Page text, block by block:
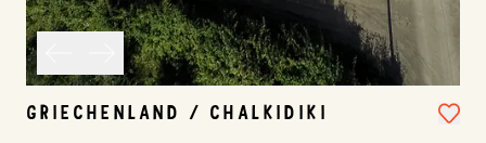
GRIECHENLAND / CHALKIDIKI